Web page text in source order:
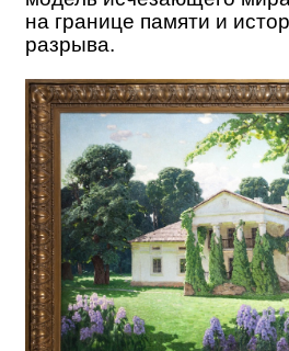
на границе памяти и
разрыва.